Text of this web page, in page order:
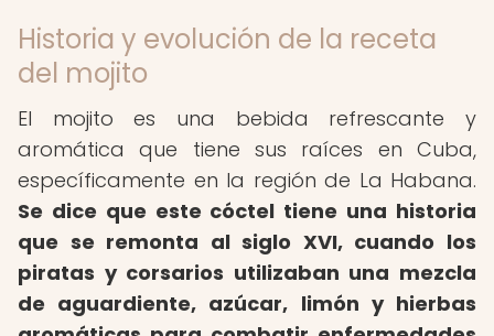
Historia y evolución de la receta
del mojito
El mojito es una bebida refrescante y
aromática que tiene sus raíces en Cuba,
específicamente en la región de La Habana.
Se dice que este cóctel tiene una historia
que se remonta al siglo XVI, cuando los
piratas y corsarios utilizaban una mezcla
de aguardiente, azúcar, limón y hierbas